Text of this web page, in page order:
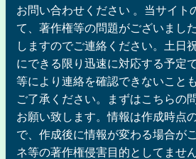
お問い合わせください 。当サイト
て、著作権等の問題がございまし
しますのでご連絡ください。土日
にできる限り迅速に対応する予定
等により連絡を確認できないこと
ご了承ください。まずはこちらの
お願い致します。情報は作成時点
で、作成後に情報が変わる場合が
ネ等の著作権侵害目的としてませ